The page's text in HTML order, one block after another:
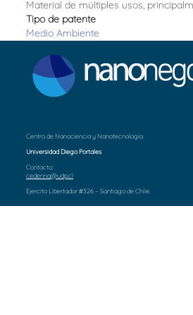
Material de múltiples usos,
Tipo de patente
Medio Ambiente
Centro de Nanociencia y Nanotecnología
Universidad Diego Portales
Contacto:
cedenna@udp.cl
Ejercito Libertador #326 – Santiago de Chile.